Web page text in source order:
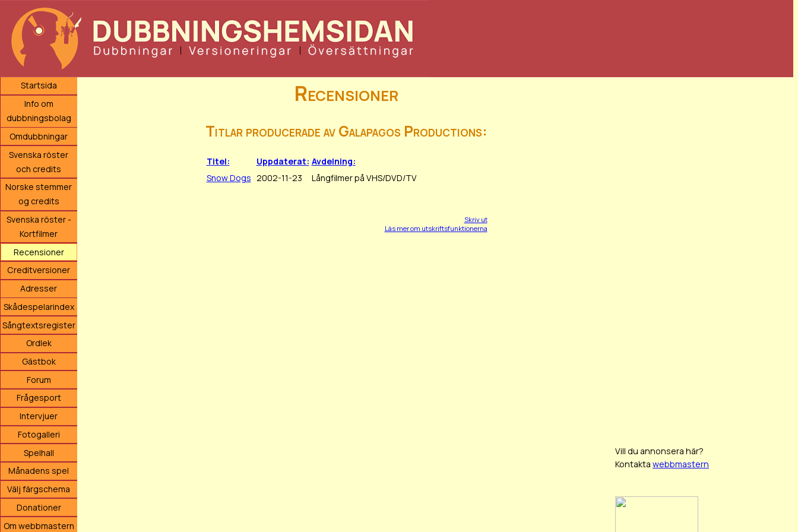
Startsida
Info om
dubbningsbolag
Omdubbningar
Svenska röster
och credits
Norske stemmer
og credits
Svenska röster -
Kortfilmer
Recensioner
Creditversioner
Adresser
Skådespelarindex
Sångtextsregister
Ordlek
Gästbok
Forum
Frågesport
Intervjuer
Fotogalleri
Spelhall
Månadens spel
Välj färgschema
Donationer
Om webbmastern
Recensioner
Titlar producerade av Galapagos Productions:
Titel: Uppdaterat: Avdelning:
Snow Dogs 2002-11-23 Långfilmer på VHS/DVD/TV
Skriv ut
Läs mer om utskriftsfunktionerna
Vill du annonsera här?
Kontakta webbmastern